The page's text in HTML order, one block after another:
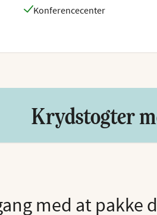
Konferencecenter
Krydstogter